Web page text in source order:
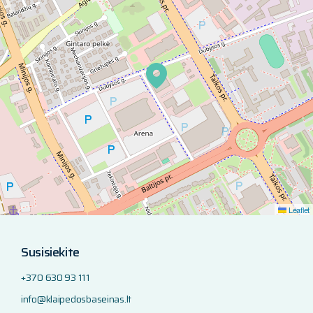
Susisiekite
+370 630 93 111
info@klaipedosbaseinas.lt
Leaflet